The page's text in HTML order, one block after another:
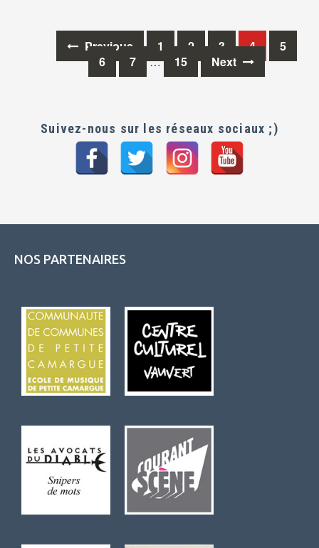
Previous 1 2 3 4
5
6
7 … 15 Next
Suivez-nous sur les réseaux sociaux ;)
NOS PARTENAIRES